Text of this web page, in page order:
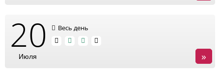
20
Июля
Весь день
»